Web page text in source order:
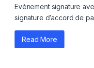
Evènement signature
signature d’accord de
Read More